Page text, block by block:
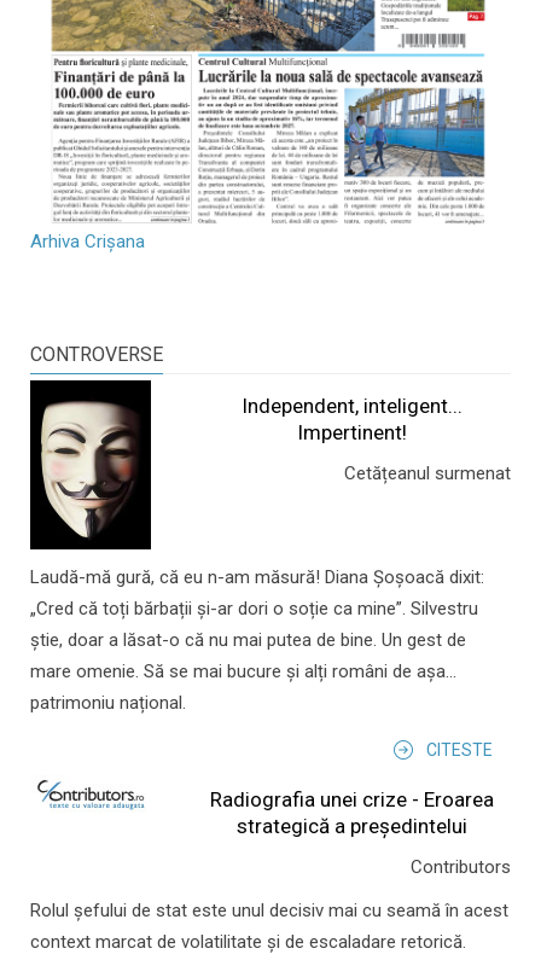
Arhiva Crișana
CONTROVERSE
Independent, inteligent...
Impertinent!
Cetățeanul surmenat
Laudă-mă gură, că eu n-am măsură! Diana Șoșoacă dixit:
„Cred că toți bărbații și-ar dori o soție ca mine”. Silvestru
știe, doar a lăsat-o că nu mai putea de bine. Un gest de
mare omenie. Să se mai bucure și alți români de așa...
patrimoniu național.
CITESTE
Radiografia unei crize - Eroarea
strategică a președintelui
Contributors
Rolul şefului de stat este unul decisiv mai cu seamă în acest
context marcat de volatilitate şi de escaladare retorică.